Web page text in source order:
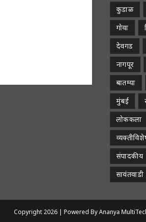
कुडाळ
गोवा
देवगड
नागपूर
बातम्या
मुंबई
लोककला
संपादकीय
सावंतवाडी
Copyright 2026 | Powered By Ananya